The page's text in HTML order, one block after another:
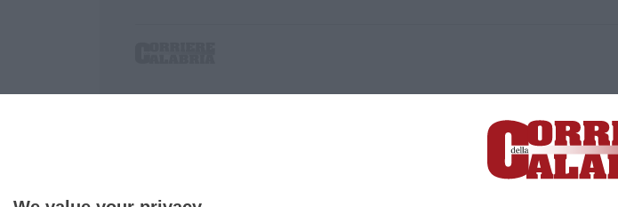
P.IVA. 03199620794, Via del mare 6/G, S.Eufemia, Lamezia Terme (CZ)
Iscrizione tribunale di Lamezia Terme 5/2011 - Direttore responsabile Paola Militano |